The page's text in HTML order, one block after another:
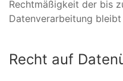
Rechtmäßigkeit der bis
Datenverarbeitung
Recht auf